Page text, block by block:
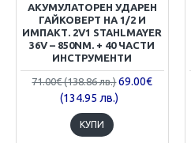
АКУМУЛАТОРЕН УДАРЕН
ГАЙКОВЕРТ НА 1/2 И
ИМПАКТ. 2V1 STAHLMAYER
36V – 850NM. + 40 ЧАСТИ
ИНСТРУМЕНТИ
71.00€ (138.86 лв.) 69.00€
(134.95 лв.)
КУПИ